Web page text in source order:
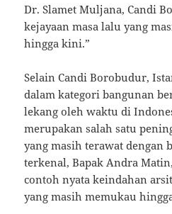
Dr. Slamet Muljana, Candi
kejayaan masa lalu yang
hingga kini.”
Selain Candi Borobudur,
dalam kategori bangunan
lekang oleh waktu di
merupakan salah satu
yang masih terawat dengan
terkenal, Bapak Andra
contoh nyata keindahan
yang masih memukau